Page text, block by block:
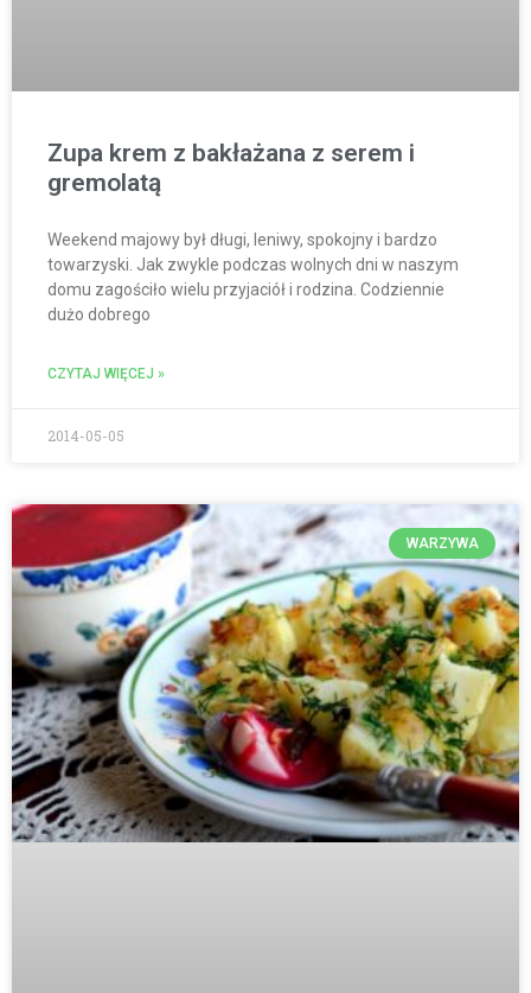
Zupa krem z bakłażana z serem i
gremolatą
Weekend majowy był długi, leniwy, spokojny i bardzo
towarzyski. Jak zwykle podczas wolnych dni w naszym
domu zagościło wielu przyjaciół i rodzina. Codziennie
dużo dobrego
CZYTAJ WIĘCEJ »
2014-05-05
WARZYWA